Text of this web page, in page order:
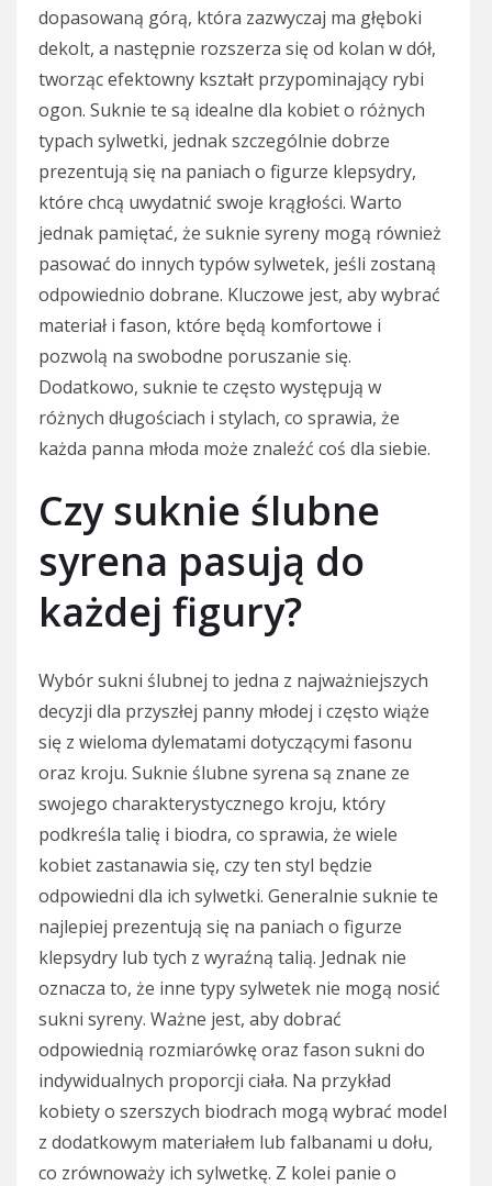
dopasowaną górą, która zazwyczaj ma głęboki
dekolt, a następnie rozszerza się od kolan w dół,
tworząc efektowny kształt przypominający rybi
ogon. Suknie te są idealne dla kobiet o różnych
typach sylwetki, jednak szczególnie dobrze
prezentują się na paniach o figurze klepsydry,
które chcą uwydatnić swoje krągłości. Warto
jednak pamiętać, że suknie syreny mogą również
pasować do innych typów sylwetek, jeśli zostaną
odpowiednio dobrane. Kluczowe jest, aby wybrać
materiał i fason, które będą komfortowe i
pozwolą na swobodne poruszanie się.
Dodatkowo, suknie te często występują w
różnych długościach i stylach, co sprawia, że
każda panna młoda może znaleźć coś dla siebie.
Czy suknie ślubne
syrena pasują do
każdej figury?
Wybór sukni ślubnej to jedna z najważniejszych
decyzji dla przyszłej panny młodej i często wiąże
się z wieloma dylematami dotyczącymi fasonu
oraz kroju. Suknie ślubne syrena są znane ze
swojego charakterystycznego kroju, który
podkreśla talię i biodra, co sprawia, że wiele
kobiet zastanawia się, czy ten styl będzie
odpowiedni dla ich sylwetki. Generalnie suknie te
najlepiej prezentują się na paniach o figurze
klepsydry lub tych z wyraźną talią. Jednak nie
oznacza to, że inne typy sylwetek nie mogą nosić
sukni syreny. Ważne jest, aby dobrać
odpowiednią rozmiarówkę oraz fason sukni do
indywidualnych proporcji ciała. Na przykład
kobiety o szerszych biodrach mogą wybrać model
z dodatkowym materiałem lub falbanami u dołu,
co zrównoważy ich sylwetkę. Z kolei panie o